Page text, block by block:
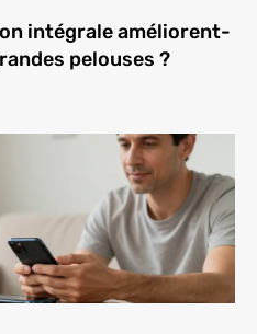
intégrale améliorent-
pelouses ?